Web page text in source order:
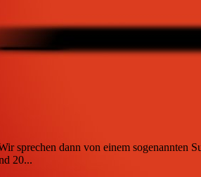
sprechen dann von einem
20...